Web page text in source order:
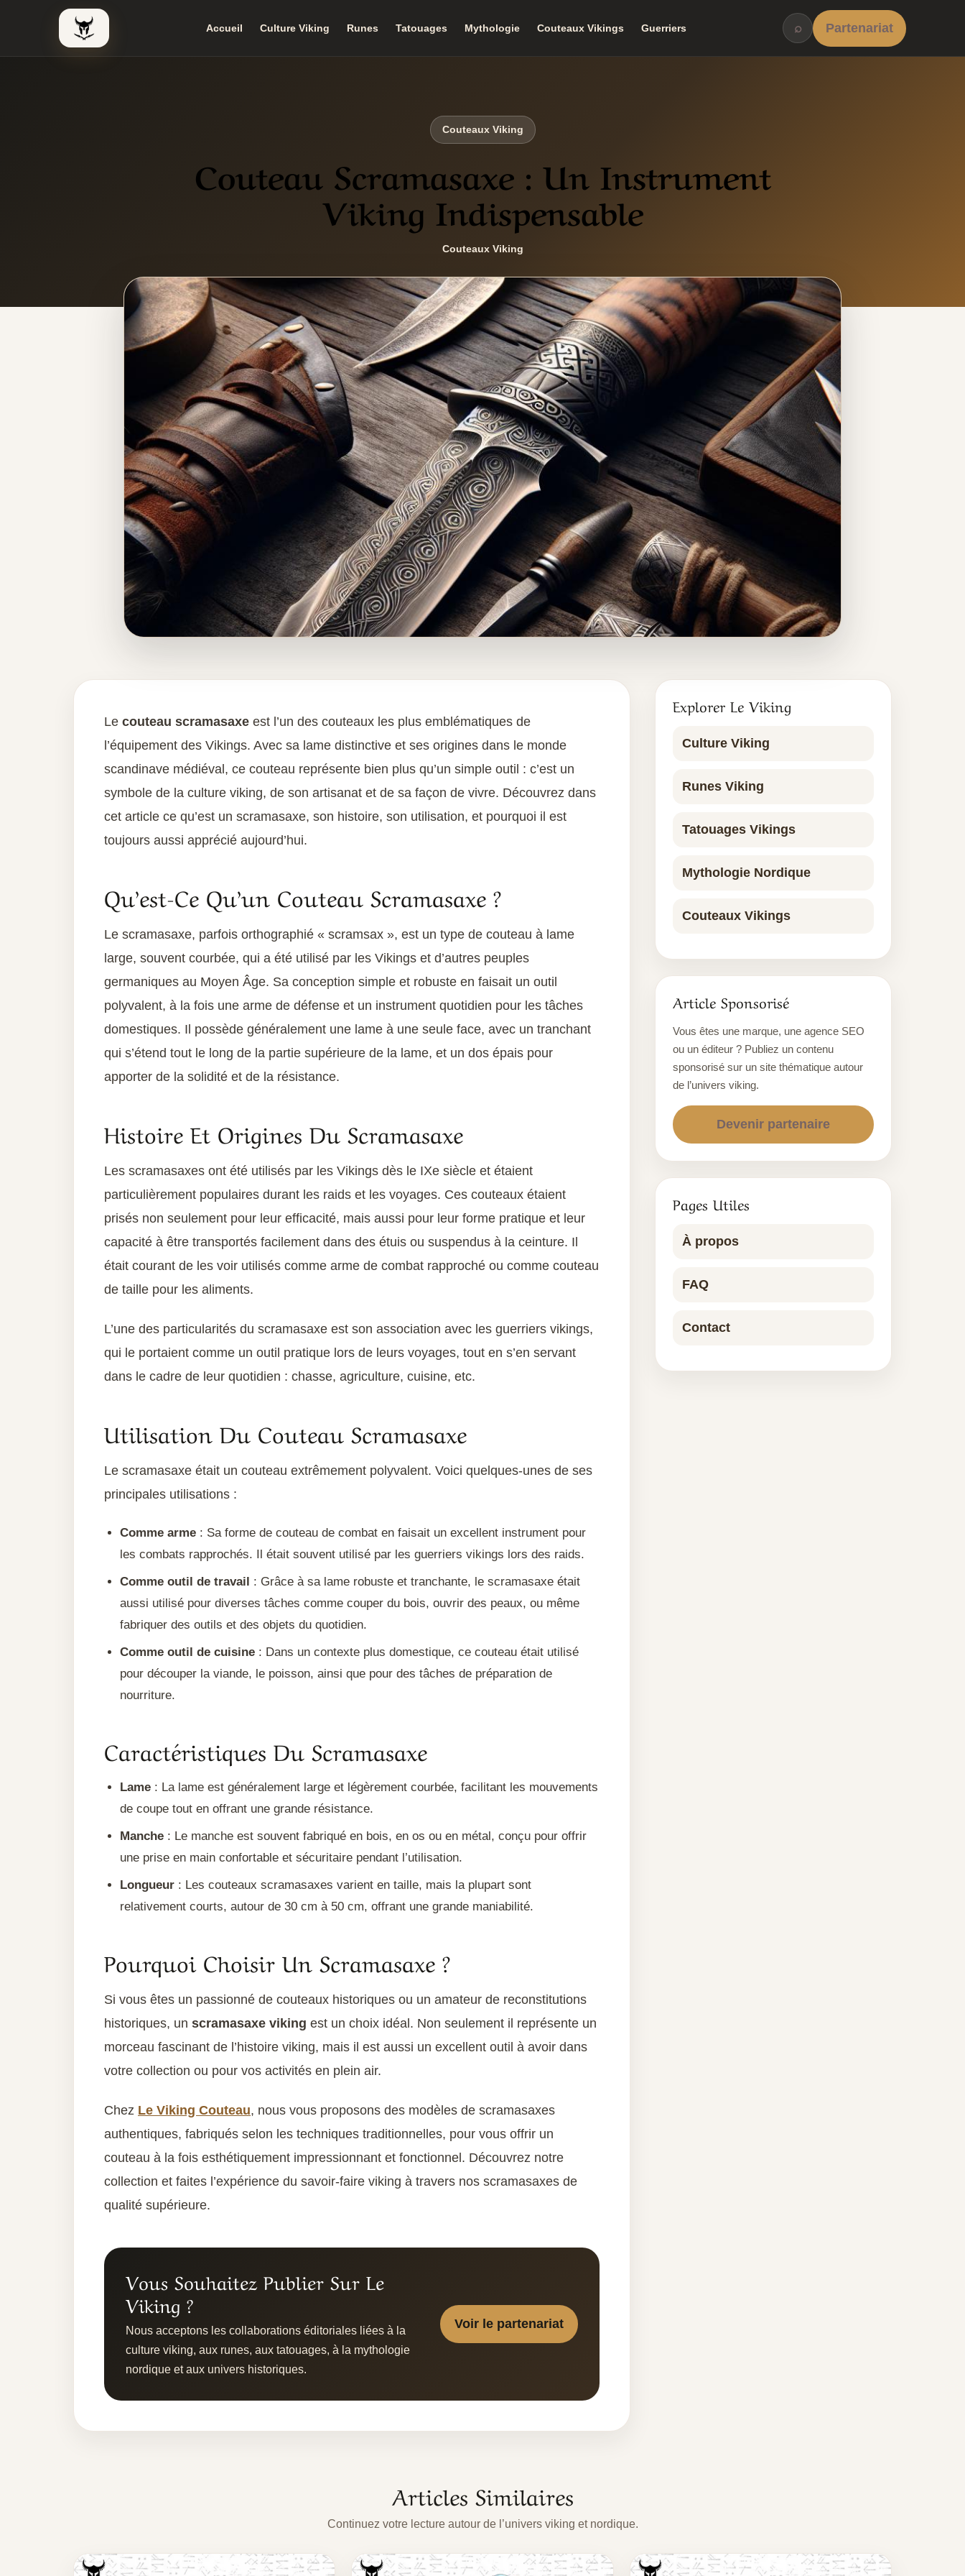
Le Viking Couteau
Accueil Culture Viking Runes Tatouages Mythologie Couteaux Vikings Guerriers ⌕ Partenariat
Couteaux Viking
Couteau Scramasaxe : Un Instrument
Viking Indispensable
Couteaux Viking
Le couteau scramasaxe est l’un des couteaux les plus emblématiques de
l’équipement des Vikings. Avec sa lame distinctive et ses origines dans le monde
scandinave médiéval, ce couteau représente bien plus qu’un simple outil : c’est un
symbole de la culture viking, de son artisanat et de sa façon de vivre. Découvrez dans
cet article ce qu’est un scramasaxe, son histoire, son utilisation, et pourquoi il est
toujours aussi apprécié aujourd’hui.
Qu’est-Ce Qu’un Couteau Scramasaxe ?
Le scramasaxe, parfois orthographié « scramsax », est un type de couteau à lame
large, souvent courbée, qui a été utilisé par les Vikings et d’autres peuples
germaniques au Moyen Âge. Sa conception simple et robuste en faisait un outil
polyvalent, à la fois une arme de défense et un instrument quotidien pour les tâches
domestiques. Il possède généralement une lame à une seule face, avec un tranchant
qui s’étend tout le long de la partie supérieure de la lame, et un dos épais pour
apporter de la solidité et de la résistance.
Histoire Et Origines Du Scramasaxe
Les scramasaxes ont été utilisés par les Vikings dès le IXe siècle et étaient
particulièrement populaires durant les raids et les voyages. Ces couteaux étaient
prisés non seulement pour leur efficacité, mais aussi pour leur forme pratique et leur
capacité à être transportés facilement dans des étuis ou suspendus à la ceinture. Il
était courant de les voir utilisés comme arme de combat rapproché ou comme couteau
de taille pour les aliments.
L’une des particularités du scramasaxe est son association avec les guerriers vikings,
qui le portaient comme un outil pratique lors de leurs voyages, tout en s’en servant
dans le cadre de leur quotidien : chasse, agriculture, cuisine, etc.
Utilisation Du Couteau Scramasaxe
Le scramasaxe était un couteau extrêmement polyvalent. Voici quelques-unes de ses
principales utilisations :
Comme arme : Sa forme de couteau de combat en faisait un excellent instrument pour
les combats rapprochés. Il était souvent utilisé par les guerriers vikings lors des raids.
Comme outil de travail : Grâce à sa lame robuste et tranchante, le scramasaxe était
aussi utilisé pour diverses tâches comme couper du bois, ouvrir des peaux, ou même
fabriquer des outils et des objets du quotidien.
Comme outil de cuisine : Dans un contexte plus domestique, ce couteau était utilisé
pour découper la viande, le poisson, ainsi que pour des tâches de préparation de
nourriture.
Caractéristiques Du Scramasaxe
Lame : La lame est généralement large et légèrement courbée, facilitant les mouvements
de coupe tout en offrant une grande résistance.
Manche : Le manche est souvent fabriqué en bois, en os ou en métal, conçu pour offrir
une prise en main confortable et sécuritaire pendant l’utilisation.
Longueur : Les couteaux scramasaxes varient en taille, mais la plupart sont
relativement courts, autour de 30 cm à 50 cm, offrant une grande maniabilité.
Pourquoi Choisir Un Scramasaxe ?
Si vous êtes un passionné de couteaux historiques ou un amateur de reconstitutions
historiques, un scramasaxe viking est un choix idéal. Non seulement il représente un
morceau fascinant de l’histoire viking, mais il est aussi un excellent outil à avoir dans
votre collection ou pour vos activités en plein air.
Chez Le Viking Couteau, nous vous proposons des modèles de scramasaxes
authentiques, fabriqués selon les techniques traditionnelles, pour vous offrir un
couteau à la fois esthétiquement impressionnant et fonctionnel. Découvrez notre
collection et faites l’expérience du savoir-faire viking à travers nos scramasaxes de
qualité supérieure.
Vous Souhaitez Publier Sur Le
Viking ?
Nous acceptons les collaborations éditoriales liées à la
culture viking, aux runes, aux tatouages, à la mythologie
nordique et aux univers historiques.
Voir le partenariat
Explorer Le Viking
Culture Viking
Runes Viking
Tatouages Vikings
Mythologie Nordique
Couteaux Vikings
Article Sponsorisé
Vous êtes une marque, une agence SEO
ou un éditeur ? Publiez un contenu
sponsorisé sur un site thématique autour
de l’univers viking.
Devenir partenaire
Pages Utiles
À propos
FAQ
Contact
Articles Similaires
Continuez votre lecture autour de l’univers viking et nordique.